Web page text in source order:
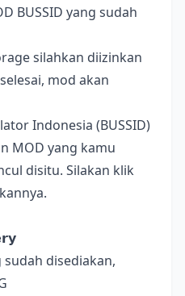
BUSSID yang sudah
silahkan diizinkan
mod akan
Indonesia (BUSSID)
MOD yang kamu
disitu. Silakan klik
disediakan,